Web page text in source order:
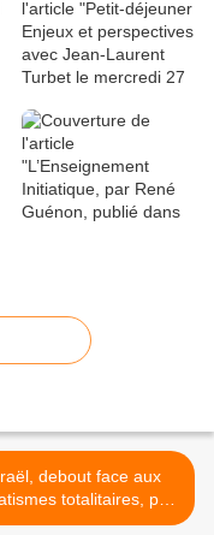
debout face aux
totalitaires, par
Armand Abécassis. >